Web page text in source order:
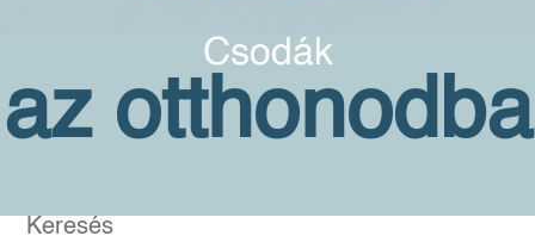
Csodák
az otthonodba
Keresés